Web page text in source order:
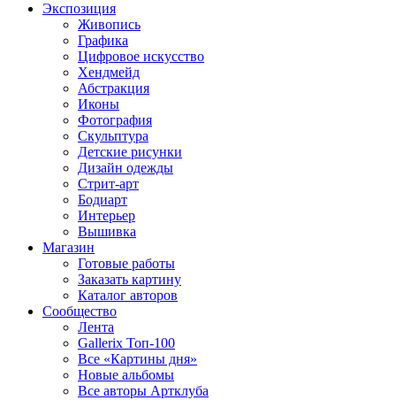
Экспозиция
Живопись
Графика
Цифровое искусство
Хендмейд
Абстракция
Иконы
Фотография
Скульптура
Детские рисунки
Дизайн одежды
Стрит-арт
Бодиарт
Интерьер
Вышивка
Магазин
Готовые работы
Заказать картину
Каталог авторов
Сообщество
Лента
Gallerix Топ-100
Все «Картины дня»
Новые альбомы
Все авторы Артклуба